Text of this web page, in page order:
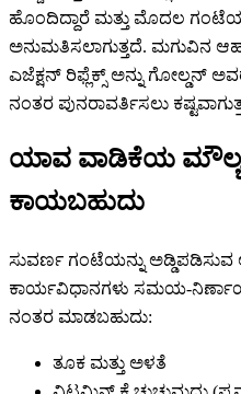
ಹೊಂದಿದ್ದಾರೆ ಮತ್ತು ಮೊದಲ
ಅನುಮತಿಸಲಾಗುತ್ತದೆ. ಮಗುವಿನ
ಎಜೆಕ್ಷನ್ ರಿಫ್ಲೆಕ್ಸ್ ಅನ್ನು ಗೋಲ್ಡನ್
ನಂತರ ಪುನರಾವರ್ತಿಸಲು
ಯಾವ ವಾಡಿಕೆಯ
ಕಾಯಬಹುದು
ಸುವರ್ಣ ಗಂಟೆಯನ್ನು ಅಡ್ಡಿಪಡಿಸುವ
ಕಾರ್ಯವಿಧಾನಗಳು ಸಮಯ-
ನಂತರ ಮಾಡಬಹುದು:
ತೂಕ ಮತ್ತು ಅಳತೆ